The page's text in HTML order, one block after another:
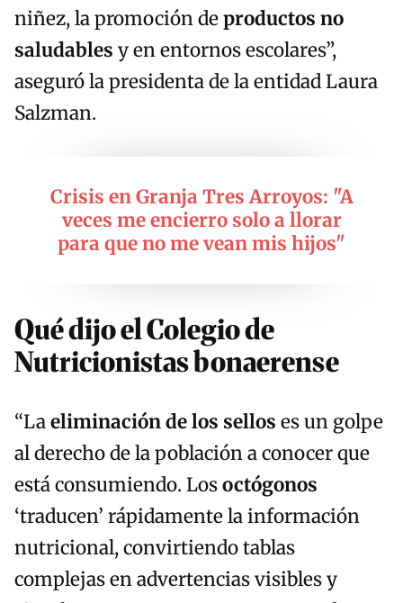
niñez, la promoción deproductos no
saludables y en entornos escolares”,
aseguró la presidenta de la entidad Laura
Salzman.
Crisis en Granja Tres Arroyos: "A
veces me encierro solo a llorar
para que no me vean mis hijos"
Qué dijo el Colegio de
Nutricionistas bonaerense
“Laeliminación de los sellos es un golpe
al derecho de la población a conocer que
está consumiendo. Losoctógonos
‘traducen’ rápidamente la información
nutricional, convirtiendo tablas
complejas en advertencias visibles y